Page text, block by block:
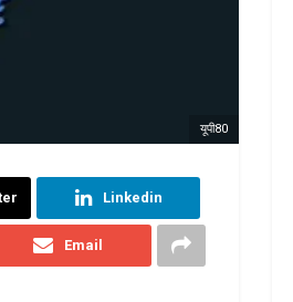
यूपी80
Linkedin
Email